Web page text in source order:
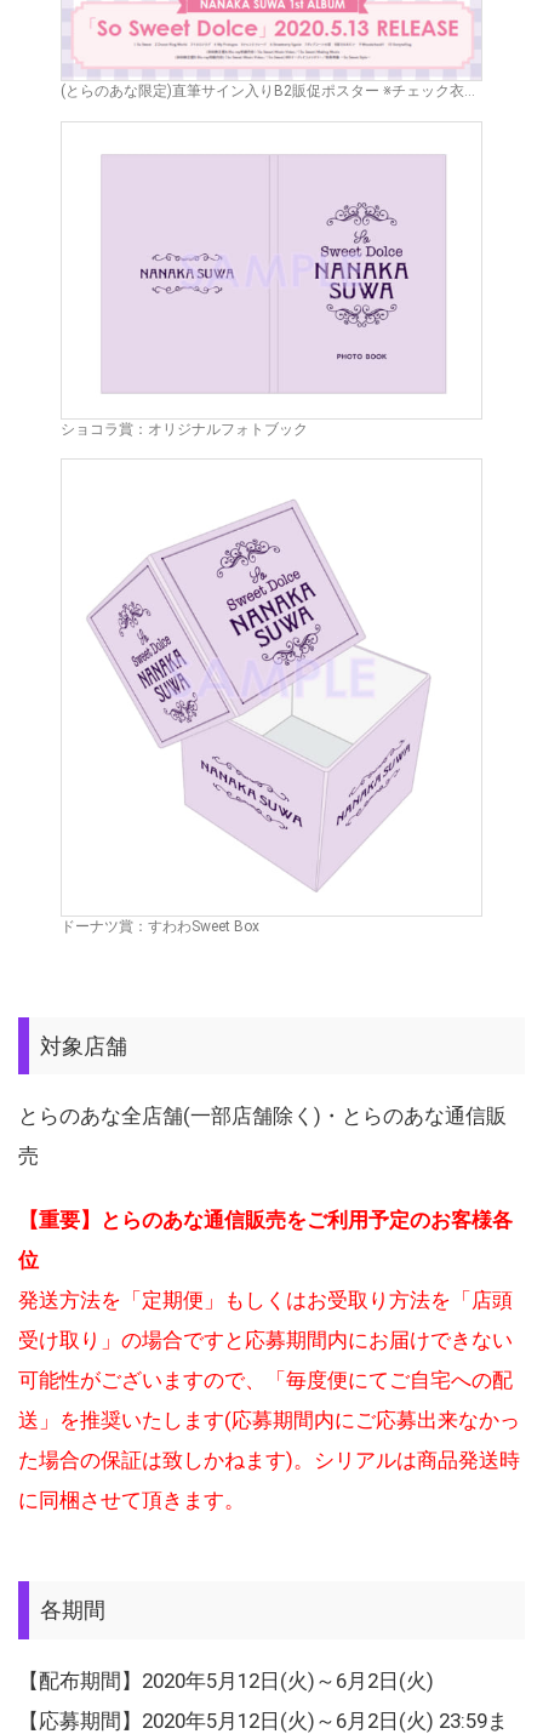
ショコラ賞：オリジナルフォトブック
ドーナツ賞：すわわSweet Box
対象店舗
とらのあな全店舗(一部店舗除く)・とらのあな通信販
売
【重要】とらのあな通信販売をご利用予定のお客様各
位
発送方法を「定期便」もしくはお受取り方法を「店頭
受け取り」の場合ですと応募期間内にお届けできない
可能性がございますので、「毎度便にてご自宅への配
送」を推奨いたします(応募期間内にご応募出来なかっ
た場合の保証は致しかねます)。シリアルは商品発送時
に同梱させて頂きます。
各期間
【配布期間】2020年5月12日(火)～6月2日(火)
【応募期間】2020年5月12日(火)～6月2日(火) 23:59ま